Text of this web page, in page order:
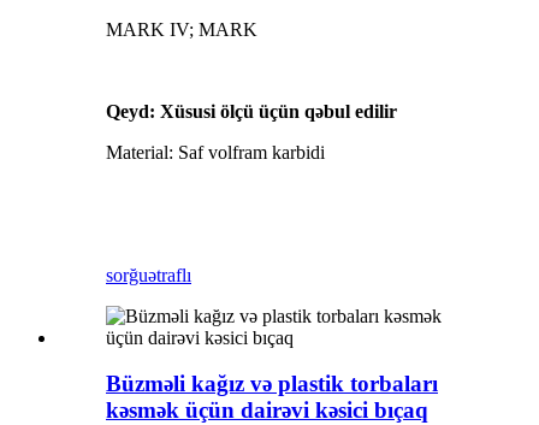
MARK IV; MARK
Qeyd: Xüsusi ölçü üçün qəbul edilir
Material: Saf volfram karbidi
sorğuətraflı
Büzməli kağız və plastik torbaları
kəsmək üçün dairəvi kəsici bıçaq